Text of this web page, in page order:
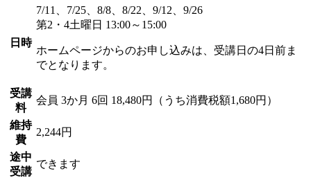
日時
7/11、7/25、8/8、8/22、9/12、9/26
第2・4土曜日 13:00～15:00
ホームページからのお申し込みは、受講日の4日前ま
でとなります。
受講
料
会員 3か月 6回 18,480円（うち消費税額1,680円）
維持
費
2,244円
途中
受講
できます